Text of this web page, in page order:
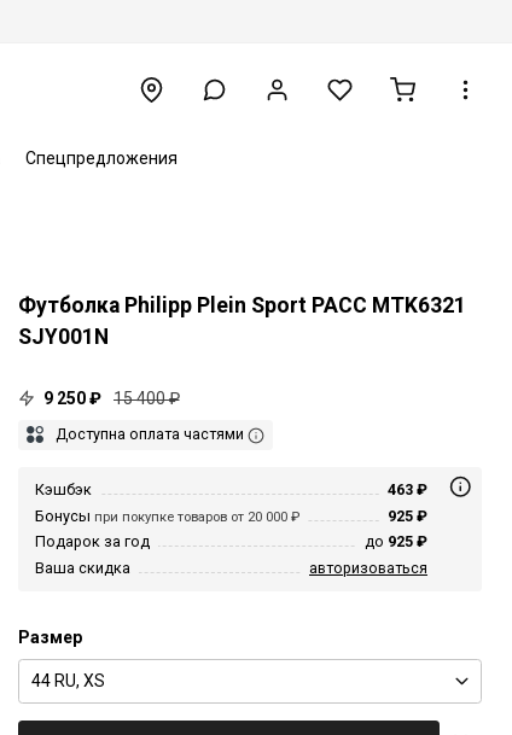
Спецпредложения
Футболка Philipp Plein Sport PACC MTK6321
SJY001N
9 250 ₽ 15 400 ₽
Доступна оплата частями
Кэшбэк
463 ₽
Бонусы при покупке товаров от 20 000 ₽
925 ₽
Подарок за год
до 925 ₽
Ваша скидка
авторизоваться
Размер
44 RU, XS